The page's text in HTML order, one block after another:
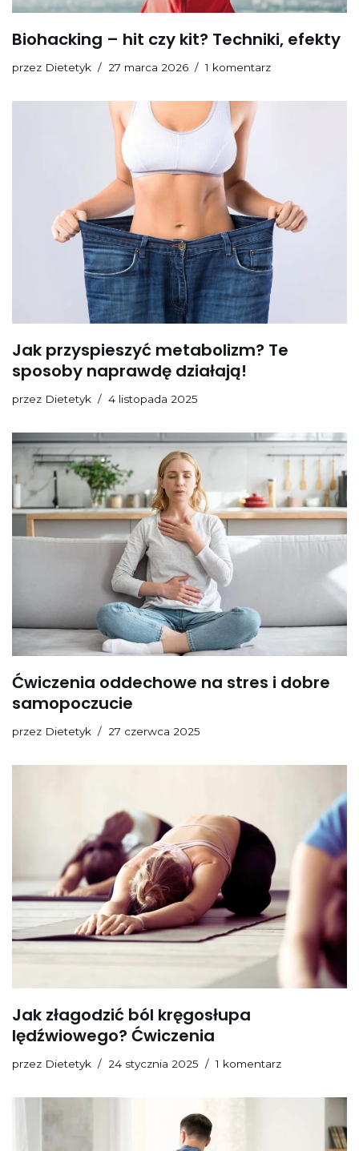
Biohacking – hit czy kit? Techniki, efekty
przez Dietetyk 27 marca 2026 1 komentarz
Jak przyspieszyć metabolizm? Te
sposoby naprawdę działają!
przez Dietetyk 4 listopada 2025
Ćwiczenia oddechowe na stres i dobre
samopoczucie
przez Dietetyk 27 czerwca 2025
Jak złagodzić ból kręgosłupa
lędźwiowego? Ćwiczenia
przez Dietetyk 24 stycznia 2025 1 komentarz